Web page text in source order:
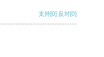
支持[0] 反对[0]